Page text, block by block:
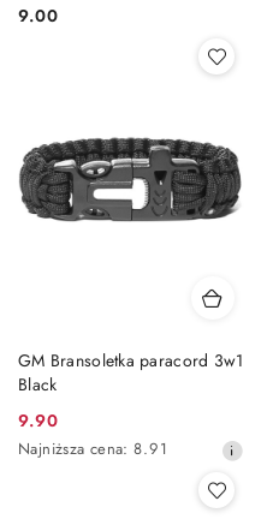
Cena:
9.00
GM Bransoletka paracord 3w1
Black
Cena
promocyjna:
9.90
Najniższa
Najniższa cena: 8.91